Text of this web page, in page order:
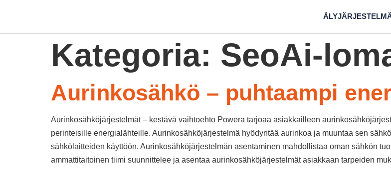
Kategoria: SeoAi-
Aurinkosähkö – puhtaampi
Aurinkosähköjärjestelmät – kestävä vaihtoehto Powera tarjoaa asiakkailleen
perinteisille energialähteille. Aurinkosähköjärjestelmä hyödyntää aurinkoa ja muuntaa sen
sähkölaitteiden käyttöön. Aurinkosähköjärjestelmän asentaminen mahdollistaa oman sähkön
ammattitaitoinen tiimi suunnittelee ja asentaa aurinkosähköjärjestelmät asiakkaan tarpeiden